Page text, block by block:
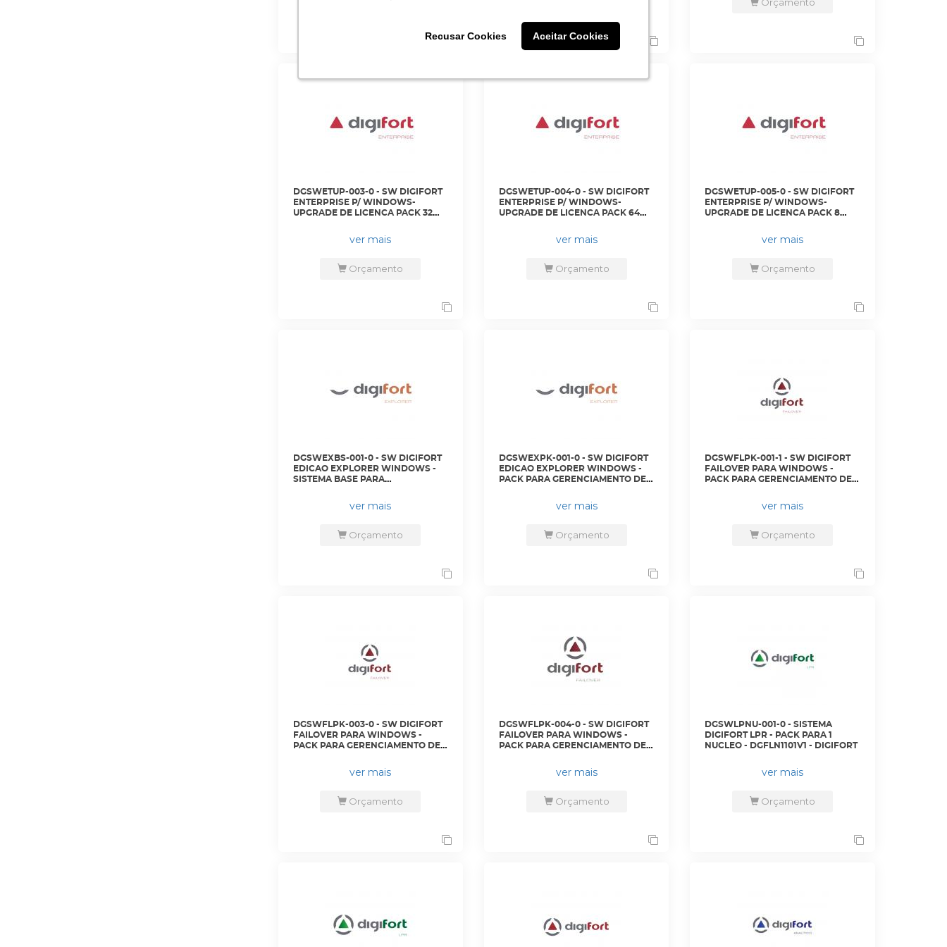
Recusar Cookies Aceitar Cookies
Recusar Cookies Aceitar Cookies
Orçamento Orçamento Orçamento
DGSWETUP-003-0 - SW DIGIFORT
ENTERPRISE P/ WINDOWS-
UPGRADE DE LICENCA PACK 32
ANTERIORES PARA VERSAO7 -
DGFUPVEN1132V7 - DIGIFORT
ver mais
Orçamento
DGSWETUP-004-0 - SW DIGIFORT
ENTERPRISE P/ WINDOWS-
UPGRADE DE LICENCA PACK 64
ANTERIORES PARA VERSAO7 -
DGFUPVEN1164V7 - DIGIFORT
ver mais
Orçamento
DGSWETUP-005-0 - SW DIGIFORT
ENTERPRISE P/ WINDOWS-
UPGRADE DE LICENCA PACK 8
ANTERIORES PARA VERSAO 7 -
DGFUPVEN1108V7 - DIGIFORT
ver mais
Orçamento
DGSWEXBS-001-0 - SW DIGIFORT
EDICAO EXPLORER WINDOWS -
SISTEMA BASE PARA
LIMITE DE 16 CAMERAS -
DGFEX1004V7 - DIGIFORT
ver mais
Orçamento
DGSWEXPK-001-0 - SW DIGIFORT
EDICAO EXPLORER WINDOWS -
PACK PARA GERENCIAMENTO DE 2
DGFEX1102V7 - DIGIFORT
ver mais
Orçamento
DGSWFLPK-001-1 - SW DIGIFORT
FAILOVER PARA WINDOWS -
PACK PARA GERENCIAMENTO DE 8
DGFFE3108V7 - DIGIFORT
ver mais
Orçamento
DGSWFLPK-003-0 - SW DIGIFORT
FAILOVER PARA WINDOWS -
PACK PARA GERENCIAMENTO DE 2
DGFFE1102V7 - DIGIFORT
ver mais
Orçamento
DGSWFLPK-004-0 - SW DIGIFORT
FAILOVER PARA WINDOWS -
PACK PARA GERENCIAMENTO DE
DGFFE1164V7 - DIGIFORT
ver mais
Orçamento
DGSWLPNU-001-0 - SISTEMA
DIGIFORT LPR - PACK PARA 1
NUCLEO - DGFLN1101V1 - DIGIFORT
ver mais
Orçamento